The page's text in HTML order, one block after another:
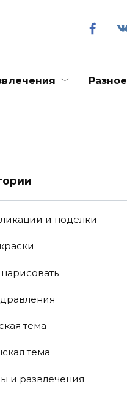
Разное
и поделки
тема
тема
и развлечения